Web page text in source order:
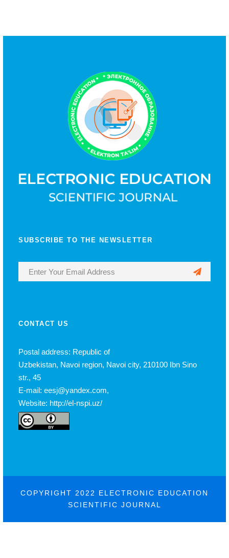
SUBSCRIBE TO THE NEWSLETTER
CONTACT US
Postal address: Republic of
Uzbekistan, Navoi region, Navoi city, 210100 Ibn Sino
str., 45
E-mail: eesj@yandex.com,
Website: http://el-nspi.uz/
COPYRIGHT 2022 ELECTRONIC EDUCATION
SCIENTIFIC JOURNAL